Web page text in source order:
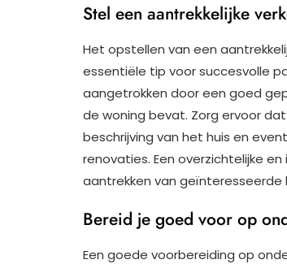
Stel een aantrekkelijke
Het opstellen van een
essentiële tip voor succesvolle
aangetrokken door een goed
de woning bevat. Zorg ervoor
beschrijving van het huis en
renovaties. Een overzichtelijke
aantrekken van geïnteresseerde
Bereid je goed voor op
Een goede voorbereiding op